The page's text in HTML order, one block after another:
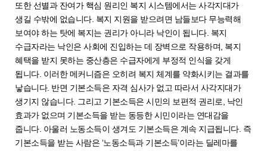
또한 선별과 잔여가 핵심 원리인 복지 시스템에서는 사각지대가
생길 수밖에 없습니다. 복지 지원을 받으려면 남들보다 무능력해
보여야 하는 탓에 복지는 권리가 아니라 낙인이 됩니다. 복지
수급자라는 낙인은 사회에 진입하는 데 장벽으로 작용하며, 복지
혜택을 받지 못하는 중산층은 수급자에게 부정적 인식을 갖게
됩니다. 이러한 메커니즘은 오히려 복지 체계를 약화시키는 결과를
낳습니다. 반면 기본소득은 자격 심사가 없고 따라서 사각지대가
생기지 않습니다. 그리고 기본소득은 시민의 보편적 권리로, 낙인
효과가 없으며 기본소득을 받는 동등한 시민이라는 연대감을
줍니다. 아울러 노동소득이 생겨도 기본소득은 계속 지급됩니다. 즉
기본소득을 받는 사람은 ‘노동소득과 기본소득’이라는 딜레마를